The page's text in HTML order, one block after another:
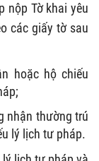
nộp Tờ khai yêu
các giấy tờ sau
hoặc hộ chiếu
nhận thường trú
lý lịch tư pháp.